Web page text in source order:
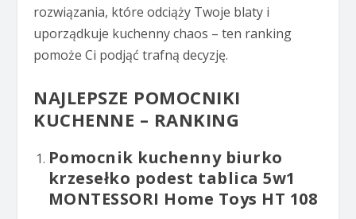
rozwiązania, które odciąży Twoje blaty i
uporządkuje kuchenny chaos – ten ranking
pomoże Ci podjąć trafną decyzję.
NAJLEPSZE POMOCNIKI
KUCHENNE – RANKING
Pomocnik kuchenny biurko
krzesełko podest tablica 5w1
MONTESSORI Home Toys HT 108